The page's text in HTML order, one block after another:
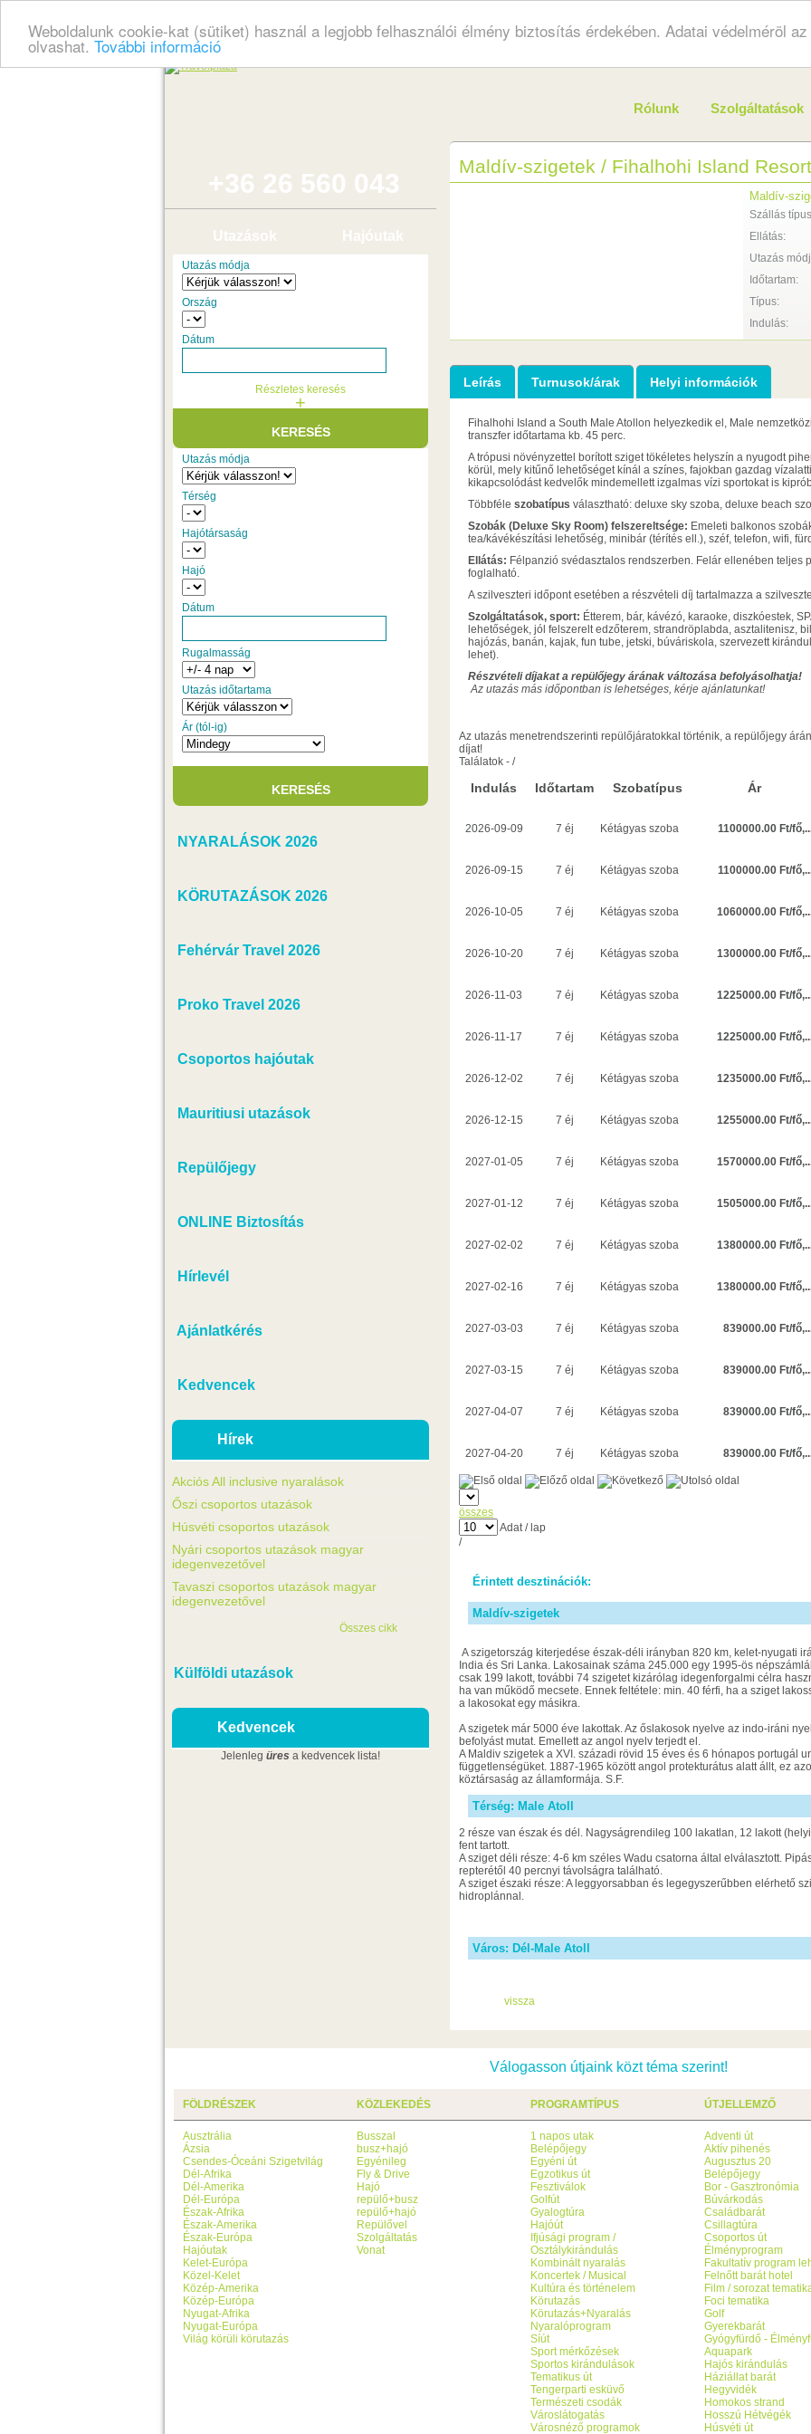
Weboldalunk cookie-kat (sütiket) használ a legjobb felhasználói élmény biztosítás érdekében. Adatai védelméröl az
olvashat. További információ
Rólunk Szolgáltatások
+36 26 560 043
Utazások Hajóutak
Utazás módja
Ország
Dátum
Részletes keresés
+
Utazás módja
Térség
Hajótársaság
Hajó
Dátum
Rugalmasság
Utazás időtartama
Ár (tól-ig)
NYARALÁSOK 2026
KÖRUTAZÁSOK 2026
Fehérvár Travel 2026
Proko Travel 2026
Csoportos hajóutak
Mauritiusi utazások
Repülőjegy
ONLINE Biztosítás
Hírlevél
Ajánlatkérés
Kedvencek
Hírek
Akciós All inclusive nyaralások
Őszi csoportos utazások
Húsvéti csoportos utazások
Nyári csoportos utazások magyar
idegenvezetővel
Tavaszi csoportos utazások magyar
idegenvezetővel
Összes cikk
Külföldi utazások
Kedvencek
Jelenleg üres a kedvencek lista!
Maldív-szigetek / Fihalhohi Island
Maldív-
Szállás
Ellátás:
Utazás
Időtartam:
Típus:
Indulás:
Leírás Turnusok/árak Helyi információk
Fihalhohi Island a South Male Atollon helyezkedik el, Male
transzfer időtartama kb. 45 perc.
A trópusi növényzettel borított sziget tökéletes helyszín a nyugodt
körül, mely kitűnő lehetőséget kínál a színes, fajokban gazdag
kikapcsolódást kedvelők mindemellett izgalmas vízi sportokat is
Többféle szobatípus választható: deluxe sky szoba, deluxe beach
Szobák (Deluxe Sky Room) felszereltsége: Emeleti balkonos
tea/kávékészítási lehetőség, minibár (térítés ell.), széf, telefon, wifi,
Ellátás: Félpanzió svédasztalos rendszerben. Felár ellenében teljes
foglalható.
A szilveszteri időpont esetében a részvételi díj tartalmazza a
Szolgáltatások, sport: Étterem, bár, kávézó, karaoke, diszkóestek,
lehetőségek, jól felszerelt edzőterem, strandröplabda, asztalitenisz,
hajózás, banán, kajak, fun tube, jetski, búváriskola, szervezett
lehet).
Részvételi díjakat a repülőjegy árának változása befolyásolhatja!
Az utazás más időpontban is lehetséges, kérje ajánlatunkat!
Az utazás menetrendszerinti repülőjáratokkal történik, a repülőjegy
díjat!
Találatok - /
Indulás Időtartam Szobatípus Ár
2026-09-09 7 éj Kétágyas szoba 1100000.00 Ft/
2026-09-15 7 éj Kétágyas szoba 1100000.00 Ft/
2026-10-05 7 éj Kétágyas szoba 1060000.00 Ft/
2026-10-20 7 éj Kétágyas szoba 1300000.00 Ft/
2026-11-03 7 éj Kétágyas szoba 1225000.00 Ft/
2026-11-17 7 éj Kétágyas szoba 1225000.00 Ft/
2026-12-02 7 éj Kétágyas szoba 1235000.00 Ft/
2026-12-15 7 éj Kétágyas szoba 1255000.00 Ft/
2027-01-05 7 éj Kétágyas szoba 1570000.00 Ft/
2027-01-12 7 éj Kétágyas szoba 1505000.00 Ft/
2027-02-02 7 éj Kétágyas szoba 1380000.00 Ft/
2027-02-16 7 éj Kétágyas szoba 1380000.00 Ft/
2027-03-03 7 éj Kétágyas szoba 839000.00 Ft/
2027-03-15 7 éj Kétágyas szoba 839000.00 Ft/
2027-04-07 7 éj Kétágyas szoba 839000.00 Ft/
2027-04-20 7 éj Kétágyas szoba 839000.00 Ft/
összes
Adat / lap
/
Érintett desztinációk:
Maldív-szigetek
A szigetország kiterjedése észak-déli irányban 820 km, kelet-nyugati
India és Sri Lanka. Lakosainak száma 245.000 egy 1995-ös
csak 199 lakott, további 74 szigetet kizárólag idegenforgalmi célra
ha van működő mecsete. Ennek feltétele: min. 40 férfi, ha a sziget
a lakosokat egy másikra.
A szigetek már 5000 éve lakottak. Az őslakosok nyelve az indo-iráni
befolyást mutat. Emellett az angol nyelv terjedt el.
A Maldiv szigetek a XVI. századi rövid 15 éves és 6 hónapos portugál
függetlenségüket. 1887-1965 között angol protekturátus alatt állt, ez
köztársaság az államformája. S.F.
Térség: Male Atoll
2 része van észak és dél. Nagyságrendileg 100 lakatlan, 12 lakott
fent tartott.
A sziget déli része: 4-6 km széles Wadu csatorna által elválasztott.
repterétől 40 percnyi távolságra található.
A sziget északi része: A leggyorsabban és legegyszerűbben elérhető
hidroplánnal.
Város: Dél-Male Atoll
vissza
Válogasson útjaink közt téma szerint!
FÖLDRÉSZEK
Ausztrália
Ázsia
Csendes-Óceáni Szigetvilág
Dél-Afrika
Dél-Amerika
Dél-Európa
Észak-Afrika
Észak-Amerika
Észak-Európa
Hajóutak
Kelet-Európa
Közel-Kelet
Közép-Amerika
Közép-Európa
Nyugat-Afrika
Nyugat-Európa
Világ körüli körutazás
KÖZLEKEDÉS
Busszal
busz+hajó
Egyénileg
Fly & Drive
Hajó
repülő+busz
repülő+hajó
Repülővel
Szolgáltatás
Vonat
PROGRAMTÍPUS
1 napos utak
Belépőjegy
Egyéni út
Egzotikus út
Fesztiválok
Golfút
Gyalogtúra
Hajóút
Ifjúsági program /
Osztálykirándulás
Kombinált nyaralás
Koncertek / Musical
Kultúra és történelem
Körutazás
Körutazás+Nyaralás
Nyaralóprogram
Síút
Sport mérkőzések
Sportos kirándulások
Tematikus út
Tengerparti esküvő
Természeti csodák
Városlátogatás
Városnéző programok
ÚTJELLEMZŐ
Adventi út
Aktív pihenés
Augusztus 20
Belépőjegy
Bor - Gasztronómia
Búvárkodás
Családbarát
Csillagtúra
Csoportos út
Élményprogram
Fakultatív program
Felnőtt barát hotel
Film / sorozat
Foci tematika
Golf
Gyerekbarát
Gyógyfürdő -
Aquapark
Hajós kirándulás
Háziállat barát
Hegyvidék
Homokos strand
Hosszú Hétvégék
Húsvéti út